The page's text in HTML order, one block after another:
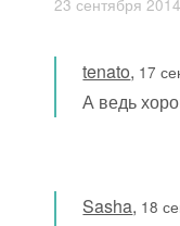
23 сентября
tenato, 17
А ведь
Sasha, 18